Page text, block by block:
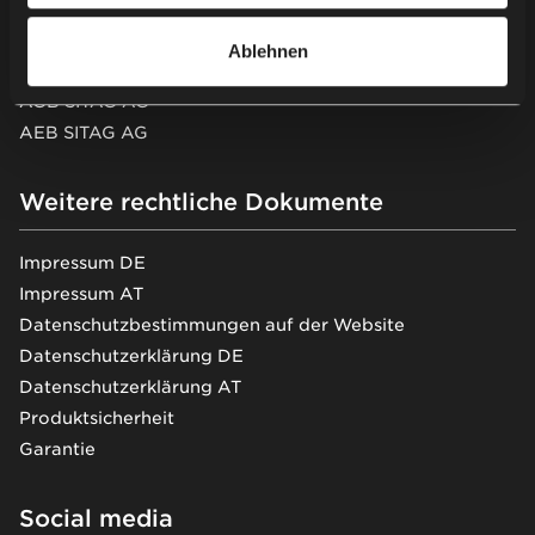
Ablehnen
AGB Nowy Styl Deutschland GmbH
AGB SITAG AG
AEB SITAG AG
Weitere rechtliche Dokumente
Impressum DE
Impressum AT
Datenschutzbestimmungen auf der Website
Datenschutzerklärung DE
Datenschutzerklärung AT
Produktsicherheit
Garantie
Social media